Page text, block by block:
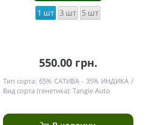
1 шт 3 шт 5 шт
550.00 грн.
Тип сорта: 65% САТИВА - 35% ИНДИКА
Вид сорта (генетика): Tangie Auto